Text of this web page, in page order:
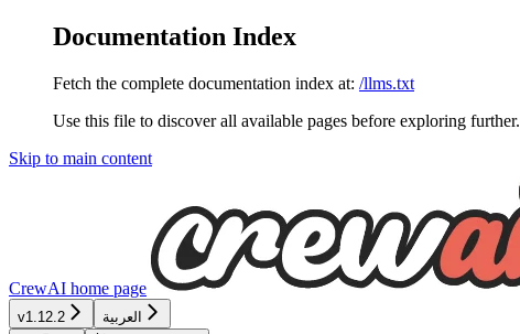
Documentation Index
Fetch the complete documentation index at: /llms.txt
Use this file to discover all available pages before exploring further.
Skip to main content
CrewAI home page
v1.12.2 العربية